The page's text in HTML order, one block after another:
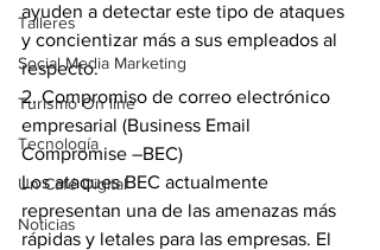
Talleres
Social Media Marketing
Turismo On line
Tecnología
Un Café Digital
Noticias
ayuden a detectar este tipo de ataques
y concientizar más a sus empleados al
respecto.
2. Compromiso de correo electrónico
empresarial (Business Email
Compromise –BEC)
Los ataques BEC actualmente
representan una de las amenazas más
rápidas y letales para las empresas. El